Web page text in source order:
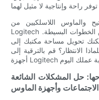
والماوس اللاسلكيين من
Logitech عملية مباشرة يمكن إنجازها باتباع بعض الخطوات البسيطة.
تحويل مساحة مكتبك إلى
الانتظار؟ قم بالترقية إلى
حل المشكلات الشائعة
وأجهزة الماوس